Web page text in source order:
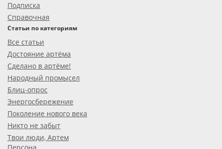
Подписка
Справочная
Статьи по категориям
Все статьи
Достояние артёма
Сделано в артёме!
Народный промысел
Блиц-опрос
Энергосбережение
Поколение нового века
Никто не забыт
Твои люди, Артем